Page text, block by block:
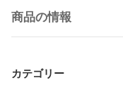
商品の情報
カテゴリー